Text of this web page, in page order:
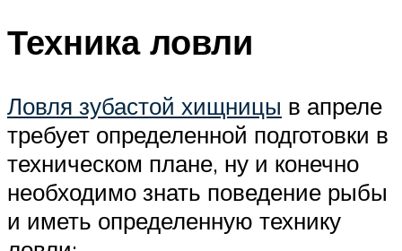
Техника ловли
Ловля зубастой хищницы в апреле
требует определенной подготовки в
техническом плане, ну и конечно
необходимо знать поведение рыбы
и иметь определенную технику